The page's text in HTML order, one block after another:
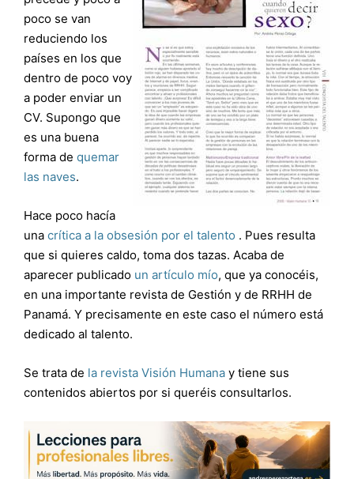
poco se van
reduciendo los
países en los que
dentro de poco voy
a poder enviar un
CV. Supongo que
es una buena
forma de quemar
las naves.
Hace poco hacía
una crítica a la obsesión por el talento . Pues resulta
que si quieres caldo, toma dos tazas. Acaba de
aparecer publicado un artículo mío, que ya conocéis,
en una importante revista de Gestión y de RRHH de
Panamá. Y precisamente en este caso el número está
dedicado al talento.
Se trata de la revista Visión Humana y tiene sus
contenidos abiertos por si queréis consultarlos.